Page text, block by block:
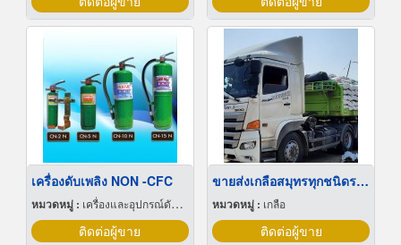
เครื่องดับเพลิง NON -CFC
หมวดหมู่ : เครื่องและอุปกรณ์ดับเพลิง
ติดต่อผู้ขาย
ขายส่งเกลือสมุทรทุกชนิดราคาถูก
หมวดหมู่ : เกลือ
ติดต่อผู้ขาย